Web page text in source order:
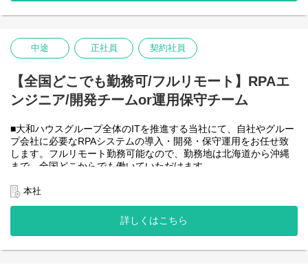
思っておりますのでフルフレックスです。
＜クライアントは大和ハウスグループ全体＞
名の
全てに関わるシステムを担っています。
出資は大和ハウス本体になりますが、売上好調かつDX推進の優先
潤沢なリソースのもと、最上流から変革を進めていくことが可能
です。
＜詳細な業務例／基本的な技術仕様＞
業務フローのヒアリングからRPAロボットが代替する要件定義、
シナリオ作成をもとにした開発作業を担当いただきます。導入後
ます。使用ツールの制約があり、1人で1案件を担当します。
使用ツール：
-UiPath
中途 正社員 契約社員
【全国どこでも勤務可/フルリモート】RPAエ
ンジニア/開発チームor運用保守チーム
■大和ハウスグループ全体のITを推進する当社にて、自社やグルー
プ会社に必要なRPAシステムの導入・開発・保守運用をお任せ致
します。フルリモート勤務可能なので、勤務地は北海道から沖縄
まで、全国どこからでも働いていただけます。
せん。
また、働く時間に制限もなく、月160時間の勤務で、午前５時～２
２時までの間であれば、自由な時間に働いていただけます。業務
を途中で中断したり、働く時間を調整できるので、家事、育児、
ることが一番の生産性向上につながると思っておりますのでフル
本社
詳しくはこちら